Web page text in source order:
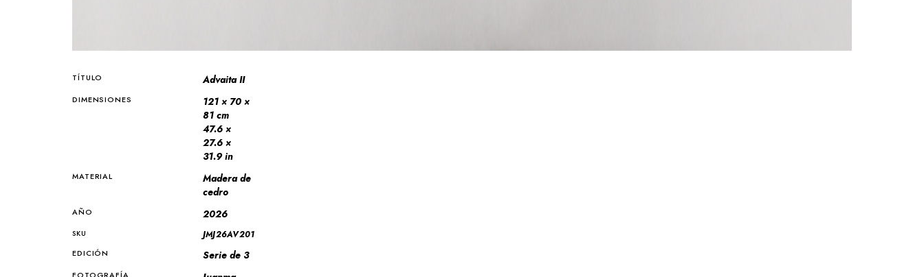
TÍTULO Advaita II
DIMENSIONES
121 × 70 ×
81 cm
47.6 ×
27.6 ×
31.9 in
MATERIAL
Madera de
cedro
AÑO 2026
SKU JMJ26AV201
EDICIÓN Serie de 3